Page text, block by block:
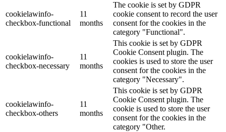
cookielawinfo-
checkbox-functional
11
months
The cookie is set by GDPR
cookie consent to record the user
consent for the cookies in the
category "Functional".
cookielawinfo-
checkbox-necessary
11
months
This cookie is set by GDPR
Cookie Consent plugin. The
cookies is used to store the user
consent for the cookies in the
category "Necessary".
cookielawinfo-
checkbox-others
11
months
This cookie is set by GDPR
Cookie Consent plugin. The
cookie is used to store the user
consent for the cookies in the
category "Other.